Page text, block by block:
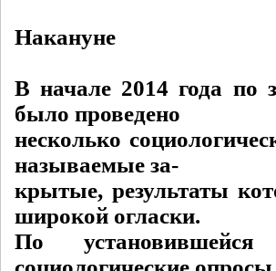
Накануне
В начале 2014 года по
было проведено
несколько
называемые за-
крытые, результаты
широкой огласки.
По